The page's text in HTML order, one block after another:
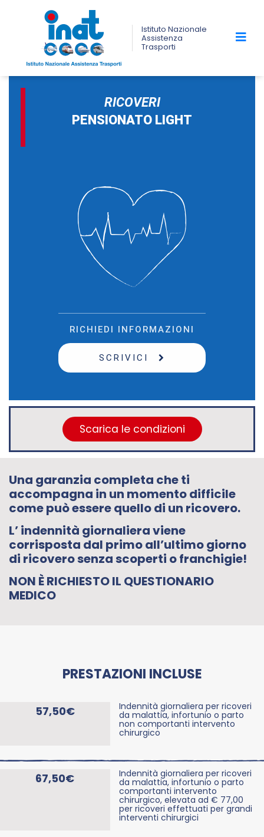
Istituto Nazionale
Assistenza
Trasporti
RICOVERI
PENSIONATO LIGHT
Scarica le condizioni
Una garanzia completa che ti
accompagna in un momento difficile
come può essere quello di un ricovero.
L’ indennità giornaliera viene
corrisposta dal primo all’ultimo giorno
di ricovero senza scoperti o franchigie!
NON È RICHIESTO IL QUESTIONARIO
MEDICO
PRESTAZIONI INCLUSE
57,50€ Indennità giornaliera per ricoveri
da malattia, infortunio o parto
non comportanti intervento
chirurgico
67,50€ Indennità giornaliera per ricoveri
da malattia, infortunio o parto
comportanti intervento
chirurgico, elevata ad € 77,00
per ricoveri effettuati per grandi
interventi chirurgici